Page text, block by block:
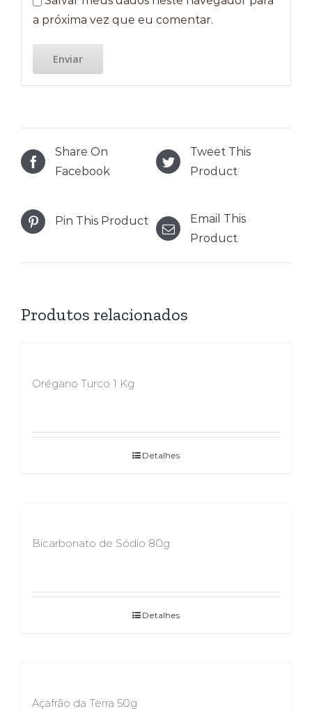
a próxima vez que eu comentar.
Share On
Facebook
Tweet This
Product
Pin This Product
Email This
Product
Produtos relacionados
Orégano Turco 1 Kg
Detalhes
Bicarbonato de Sódio 80g
Detalhes
Açafrão da Terra 50g